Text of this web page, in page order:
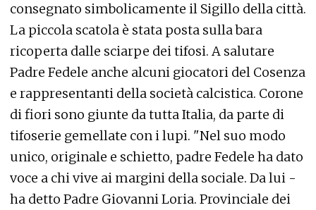
consegnato simbolicamente il Sigillo della città.
La piccola scatola è stata posta sulla bara
ricoperta dalle sciarpe dei tifosi. A salutare
Padre Fedele anche alcuni giocatori del Cosenza
e rappresentanti della società calcistica. Corone
di fiori sono giunte da tutta Italia, da parte di
tifoserie gemellate con i lupi. "Nel suo modo
unico, originale e schietto, padre Fedele ha dato
voce a chi vive ai margini della sociale. Da lui -
ha detto Padre Giovanni Loria. Provinciale dei